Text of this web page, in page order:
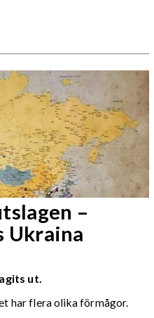
–
Ukraina
ut.
har flera olika förmågor.